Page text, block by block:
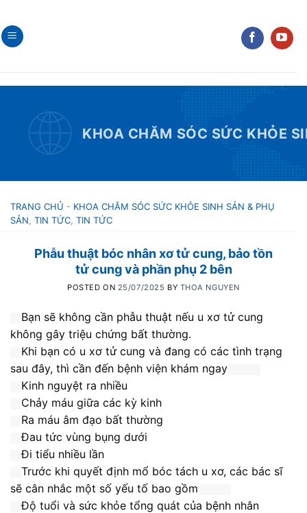
to
content
KHOA CHĂM SÓC SỨC KHỎE
TRANG CHỦ - KHOA CHĂM SÓC SỨC KHỎE SINH SẢN & PHỤ
SẢN TIN TỨC TIN TỨC
Phẫu thuật bóc nhân xơ tử cung, bảo tồn
tử cung và phần phụ 2 bên
POSTED ON 25/07/2025 BY THOA NGUYEN
Bạn sẽ không cần phẫu thuật nếu u xơ tử cung
không gây triệu chứng bất thường.
Khi bạn có u xơ tử cung và đang có các tình trạng
sau đây, thì cần đến bệnh viện khám ngay
Kinh nguyệt ra nhiều
Chảy máu giữa các kỳ kinh
Ra máu âm đạo bất thường
Đau tức vùng bụng dưới
Đi tiểu nhiều lần
Trước khi quyết định mổ bóc tách u xơ, các bác sĩ
sẽ cân nhắc một số yếu tố bao gồm
Độ tuổi và sức khỏe tổng quát của bệnh nhân